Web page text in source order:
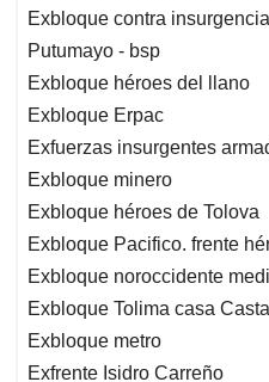
Exbloque contra
Putumayo - bsp
Exbloque héroes del llano
Exbloque Erpac
Exfuerzas insurgentes
Exbloque minero
Exbloque héroes de Tolova
Exbloque Pacifico. frente
Exbloque noroccidente
Exbloque Tolima casa
Exbloque metro
Exfrente Isidro Carreño